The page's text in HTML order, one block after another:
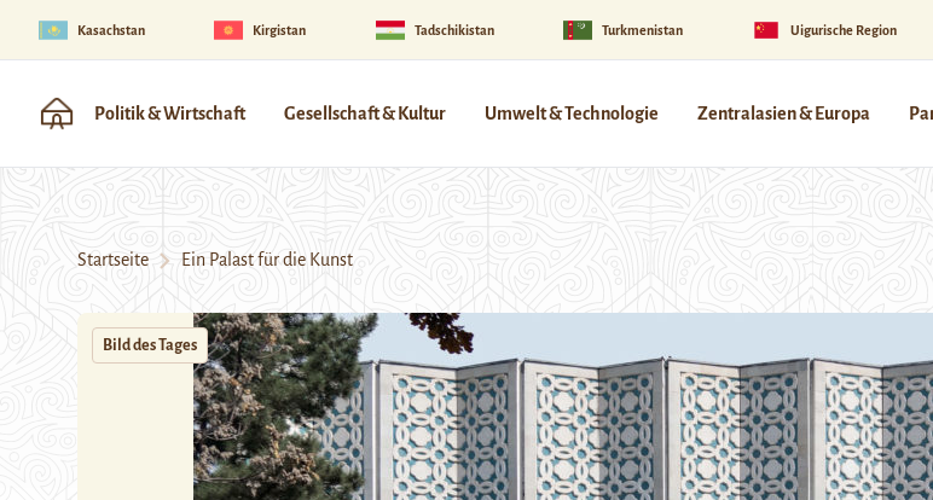
Kasachstan Kirgistan Tadschikistan Turkmenistan Uigurische Region
Politik & Wirtschaft Gesellschaft & Kultur Umwelt & Technologie Zentralasien & Europa
Startseite Ein Palast für die Kunst
Bild des Tages